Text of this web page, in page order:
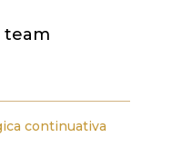
team
continuativa